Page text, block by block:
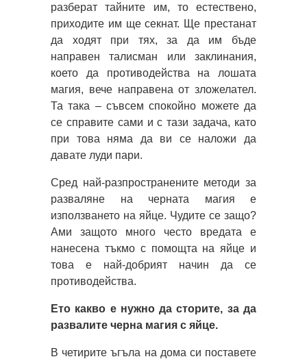
разберат тайните им, то естествено,
приходите им ще секнат. Ще престанат
да ходят при тях, за да им бъде
направен талисман или заклинания,
което да противодейства на лошата
магия, вече направена от зложелател.
Та така – съвсем спокойно можете да
се справите сами и с тази задача, като
при това няма да ви се наложи да
давате луди пари.
Сред най-разпространените методи за
разваляне на черната магия е
използването на яйце. Чудите се защо?
Ами защото много често вредата е
нанесена тъкмо с помощта на яйце и
това е най-добрият начин да се
противодейства.
Ето какво е нужно да сторите, за да
развалите черна магия с яйце.
В четирите ъгъла на дома си поставете